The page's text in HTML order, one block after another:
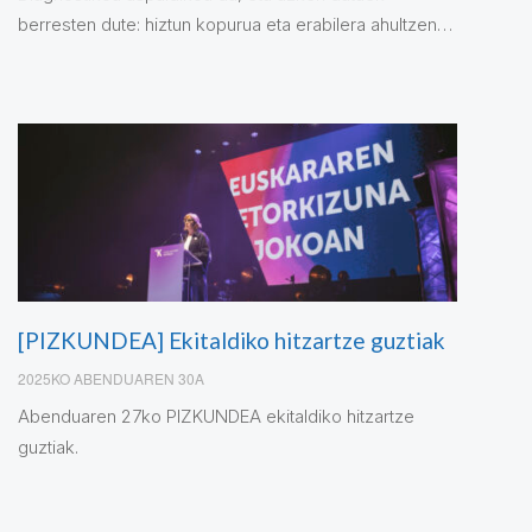
berresten dute: hiztun kopurua eta erabilera ahultzen
[PIZKUNDEA] Ekitaldiko hitzartze guztiak
2025KO ABENDUAREN 30A
Abenduaren 27ko PIZKUNDEA ekitaldiko hitzartze
guztiak.